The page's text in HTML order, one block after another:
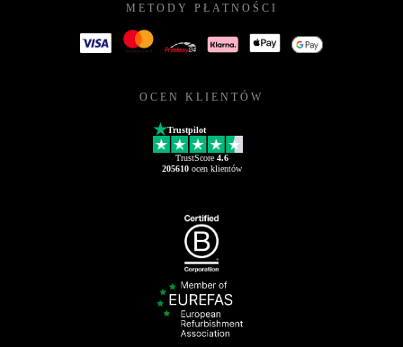
METODY PŁATNOŚCI
OCEN KLIENTÓW
Trustpilot
TrustScore 4.6
205610ocen klientów